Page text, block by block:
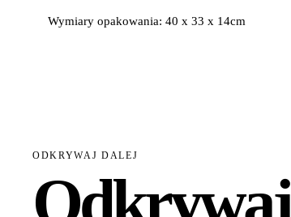
Wymiary opakowania: 40 x 33 x 14cm
ODKRYWAJ DALEJ
Odkrywaj